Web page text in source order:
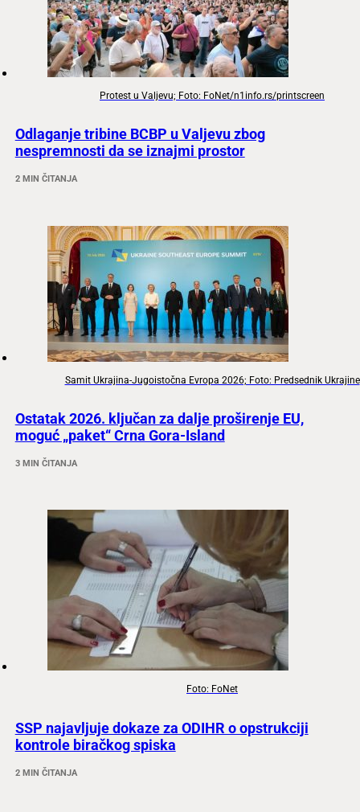
Protest u Valjevu; Foto: FoNet/n1info.rs/printscreen
Odlaganje tribine BCBP u Valjevu zbog
nespremnosti da se iznajmi prostor
2 MIN ČITANJA
Samit Ukrajina-Jugoistočna Evropa 2026; Foto: Predsednik Ukrajine
Ostatak 2026. ključan za dalje proširenje EU,
moguć „paket“ Crna Gora-Island
3 MIN ČITANJA
Foto: FoNet
SSP najavljuje dokaze za ODIHR o opstrukciji
kontrole biračkog spiska
2 MIN ČITANJA